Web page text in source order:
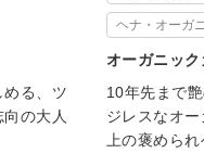
る、ツ
の大人
ヘナ・オーガ
オーガニッ
10年先まで
ジレスなオ
上の褒めら